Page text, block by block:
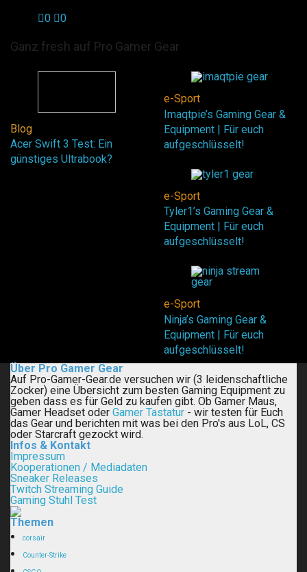
0 0
Ganz fresh auf Pro Gamer Gear
Blog
Acer Swift 3 Test: Ein
günstiges Ultrabook?
e-Sport
Imaqtpie’s Gaming Gear &
Equipment | Für euch
aufgeschlüsselt!
e-Sport
Tyler1’s Gaming Gear &
Equipment | Für euch
aufgeschlüsselt!
e-Sport
Ninja’s Gaming Gear &
Equipment | Für euch
aufgeschlüsselt!
Über Pro Gamer Gear
Auf Pro-Gamer-Gear.de versuchen wir (3 leidenschaftliche
Zocker) eine Übersicht zum besten Gaming Equipment zu
geben dass es für Geld zu kaufen gibt. Ob Gamer Maus,
Gamer Headset oder Gamer Tastatur - wir testen für Euch
das Gear und berichten mit was bei den Pro's aus LoL, CS
oder Starcraft gezockt wird.
Infos & Kontakt
Impressum
Kooperationen / Mediadaten
Sneaker Releases
Twitch Streaming Guide
Gaming Stuhl Test
Themen
corsair
Counter-Strike